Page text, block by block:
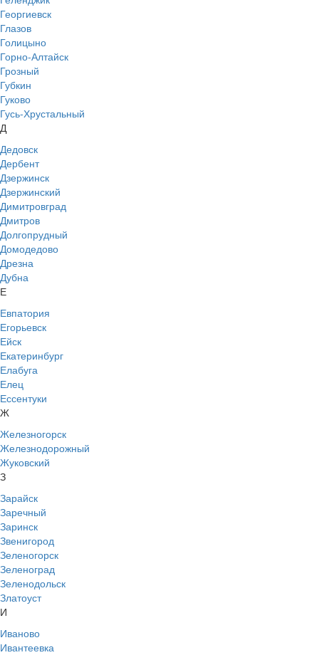
Георгиевск
Глазов
Голицыно
Горно-Алтайск
Грозный
Губкин
Гуково
Гусь-Хрустальный
Д
Дедовск
Дербент
Дзержинск
Дзержинский
Димитровград
Дмитров
Долгопрудный
Домодедово
Дрезна
Дубна
Е
Евпатория
Егорьевск
Ейск
Екатеринбург
Елабуга
Елец
Ессентуки
Ж
Железногорск
Железнодорожный
Жуковский
З
Зарайск
Заречный
Заринск
Звенигород
Зеленогорск
Зеленоград
Зеленодольск
Златоуст
И
Иваново
Ивантеевка